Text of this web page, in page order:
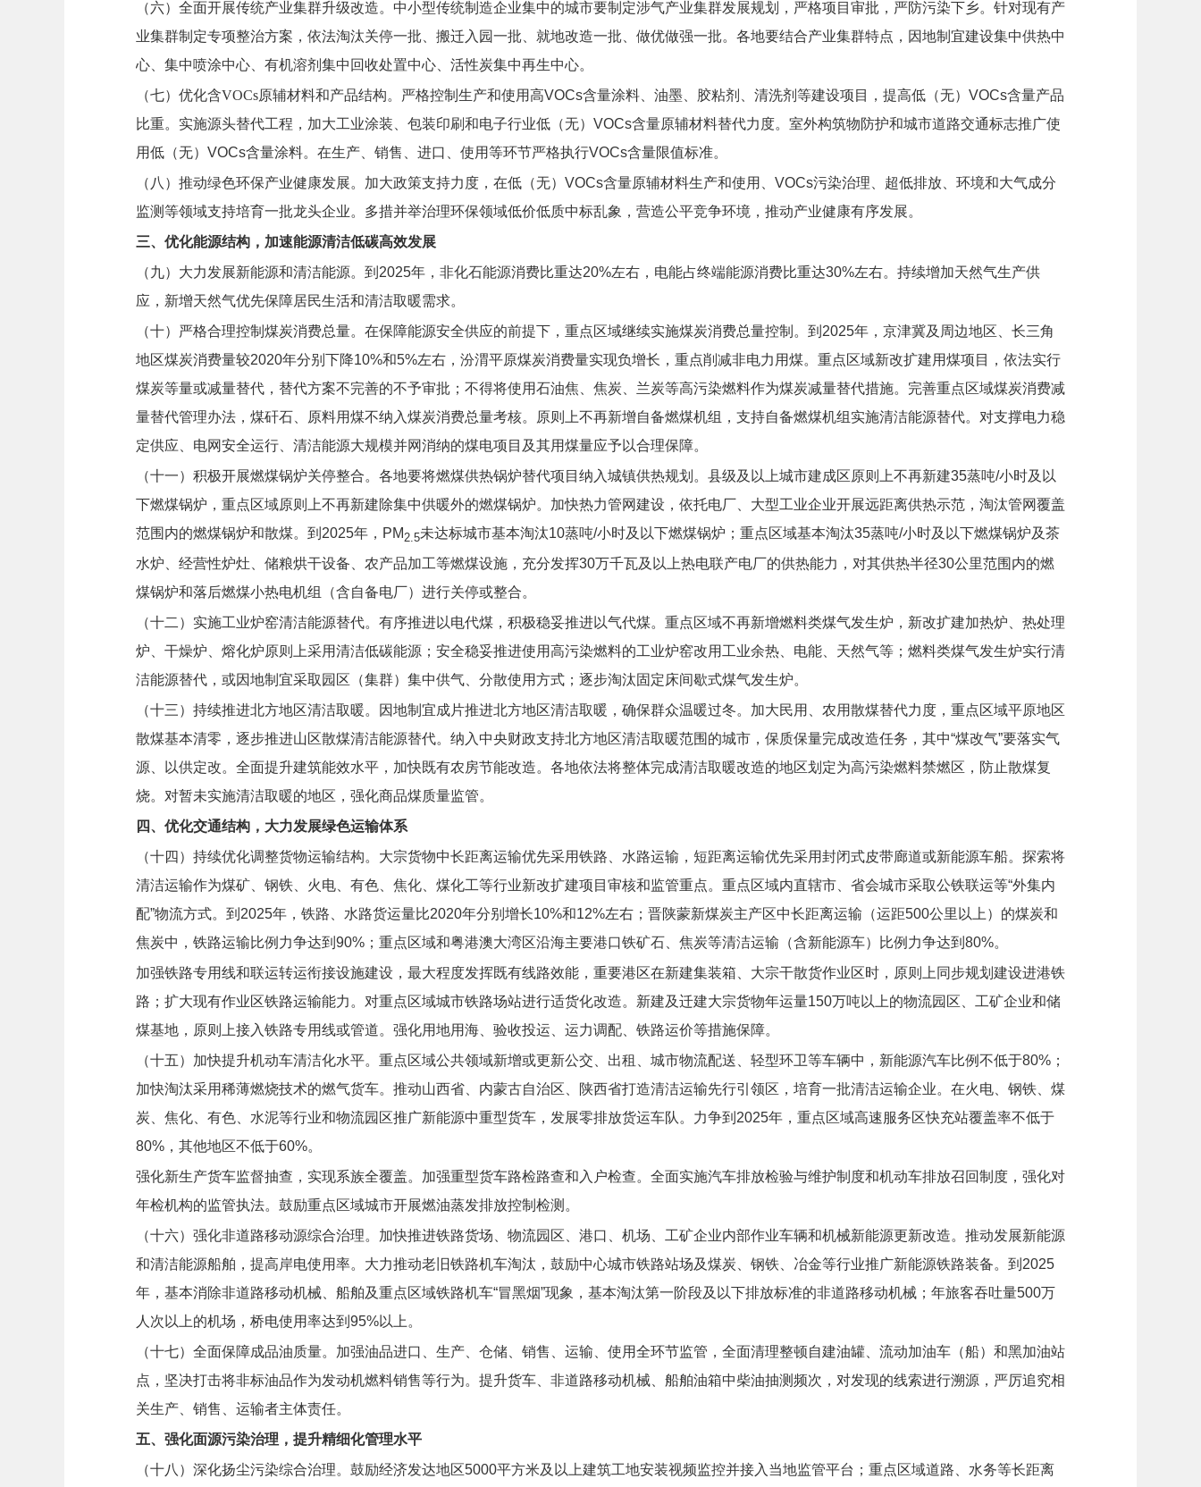
（六）全面开展传统产业集群升级改造。 中小型传统制造企业集中的城市要制定涉气产业集群发展规划，严格项目审批，严防污染下乡。针对现有产
业集群制定专项整治方案，依法淘汰关停一批、搬迁入园一批、就地改造一批、做优做强一批。各地要结合产业集群特点，因地制宜建设集中供热中
心、集中喷涂中心、有机溶剂集中回收处置中心、活性炭集中再生中心。
（七）优化含VOCs原辅材料和产品结构。 严格控制生产和使用高VOCs含量涂料、油墨、胶粘剂、清洗剂等建设项目，提高低（无）VOCs含量产品
比重。实施源头替代工程，加大工业涂装、包装印刷和电子行业低（无）VOCs含量原辅材料替代力度。室外构筑物防护和城市道路交通标志推广使
用低（无）VOCs含量涂料。在生产、销售、进口、使用等环节严格执行VOCs含量限值标准。
（八）推动绿色环保产业健康发展。 加大政策支持力度，在低（无）VOCs含量原辅材料生产和使用、VOCs污染治理、超低排放、环境和大气成分
监测等领域支持培育一批龙头企业。多措并举治理环保领域低价低质中标乱象，营造公平竞争环境，推动产业健康有序发展。
三、优化能源结构，加速能源清洁低碳高效发展
（九）大力发展新能源和清洁能源。 到2025年，非化石能源消费比重达20%左右，电能占终端能源消费比重达30%左右。持续增加天然气生产供
应，新增天然气优先保障居民生活和清洁取暖需求。
（十）严格合理控制煤炭消费总量。 在保障能源安全供应的前提下，重点区域继续实施煤炭消费总量控制。到2025年，京津冀及周边地区、长三角
地区煤炭消费量较2020年分别下降10%和5%左右，汾渭平原煤炭消费量实现负增长，重点削减非电力用煤。重点区域新改扩建用煤项目，依法实行
煤炭等量或减量替代，替代方案不完善的不予审批；不得将使用石油焦、焦炭、兰炭等高污染燃料作为煤炭减量替代措施。完善重点区域煤炭消费减
量替代管理办法，煤矸石、原料用煤不纳入煤炭消费总量考核。原则上不再新增自备燃煤机组，支持自备燃煤机组实施清洁能源替代。对支撑电力稳
定供应、电网安全运行、清洁能源大规模并网消纳的煤电项目及其用煤量应予以合理保障。
（十一）积极开展燃煤锅炉关停整合。 各地要将燃煤供热锅炉替代项目纳入城镇供热规划。县级及以上城市建成区原则上不再新建35蒸吨/小时及以
下燃煤锅炉，重点区域原则上不再新建除集中供暖外的燃煤锅炉。加快热力管网建设，依托电厂、大型工业企业开展远距离供热示范，淘汰管网覆盖
范围内的燃煤锅炉和散煤。到2025年，PM 2.5未达标城市基本淘汰10蒸吨/小时及以下燃煤锅炉；重点区域基本淘汰35蒸吨/小时及以下燃煤锅炉及茶
水炉、经营性炉灶、储粮烘干设备、农产品加工等燃煤设施，充分发挥30万千瓦及以上热电联产电厂的供热能力，对其供热半径30公里范围内的燃
煤锅炉和落后燃煤小热电机组（含自备电厂）进行关停或整合。
（十二）实施工业炉窑清洁能源替代。 有序推进以电代煤，积极稳妥推进以气代煤。重点区域不再新增燃料类煤气发生炉，新改扩建加热炉、热处理
炉、干燥炉、熔化炉原则上采用清洁低碳能源；安全稳妥推进使用高污染燃料的工业炉窑改用工业余热、电能、天然气等；燃料类煤气发生炉实行清
洁能源替代，或因地制宜采取园区（集群）集中供气、分散使用方式；逐步淘汰固定床间歇式煤气发生炉。
（十三）持续推进北方地区清洁取暖。
因地制宜成片推进北方地区清洁取暖，确保群众温暖过冬。加大民用、农用散煤替代力度，重点区域平原地区
散煤基本清零，逐步推进山区散煤清洁能源替代。纳入中央财政支持北方地区清洁取暖范围的城市，保质保量完成改造任务，其中“煤改气”要落实气
源、以供定改。全面提升建筑能效水平，加快既有农房节能改造。各地依法将整体完成清洁取暖改造的地区划定为高污染燃料禁燃区，防止散煤复
烧。对暂未实施清洁取暖的地区，强化商品煤质量监管。
四、优化交通结构，大力发展绿色运输体系
（十四）持续优化调整货物运输结构。 大宗货物中长距离运输优先采用铁路、水路运输，短距离运输优先采用封闭式皮带廊道或新能源车船。探索将
清洁运输作为煤矿、钢铁、火电、有色、焦化、煤化工等行业新改扩建项目审核和监管重点。重点区域内直辖市、省会城市采取公铁联运等“外集内
配”物流方式。到2025年，铁路、水路货运量比2020年分别增长10%和12%左右；晋陕蒙新煤炭主产区中长距离运输（运距500公里以上）的煤炭和
焦炭中，铁路运输比例力争达到90%；重点区域和粤港澳大湾区沿海主要港口铁矿石、焦炭等清洁运输（含新能源车）比例力争达到80%。
加强铁路专用线和联运转运衔接设施建设，最大程度发挥既有线路效能，重要港区在新建集装箱、大宗干散货作业区时，原则上同步规划建设进港铁
路；扩大现有作业区铁路运输能力。对重点区域城市铁路场站进行适货化改造。新建及迁建大宗货物年运量150万吨以上的物流园区、工矿企业和储
煤基地，原则上接入铁路专用线或管道。强化用地用海、验收投运、运力调配、铁路运价等措施保障。
（十五）加快提升机动车清洁化水平。 重点区域公共领域新增或更新公交、出租、城市物流配送、轻型环卫等车辆中，新能源汽车比例不低于80%；
加快淘汰采用稀薄燃烧技术的燃气货车。推动山西省、内蒙古自治区、陕西省打造清洁运输先行引领区，培育一批清洁运输企业。在火电、钢铁、煤
炭、焦化、有色、水泥等行业和物流园区推广新能源中重型货车，发展零排放货运车队。力争到2025年，重点区域高速服务区快充站覆盖率不低于
80%，其他地区不低于60%。
强化新生产货车监督抽查，实现系族全覆盖。加强重型货车路检路查和入户检查。全面实施汽车排放检验与维护制度和机动车排放召回制度，强化对
年检机构的监管执法。鼓励重点区域城市开展燃油蒸发排放控制检测。
（十六）强化非道路移动源综合治理。 加快推进铁路货场、物流园区、港口、机场、工矿企业内部作业车辆和机械新能源更新改造。推动发展新能源
和清洁能源船舶，提高岸电使用率。大力推动老旧铁路机车淘汰，鼓励中心城市铁路站场及煤炭、钢铁、冶金等行业推广新能源铁路装备。到2025
年，基本消除非道路移动机械、船舶及重点区域铁路机车“冒黑烟”现象，基本淘汰第一阶段及以下排放标准的非道路移动机械；年旅客吞吐量500万
人次以上的机场，桥电使用率达到95%以上。
（十七）全面保障成品油质量。 加强油品进口、生产、仓储、销售、运输、使用全环节监管，全面清理整顿自建油罐、流动加油车（船）和黑加油站
点，坚决打击将非标油品作为发动机燃料销售等行为。提升货车、非道路移动机械、船舶油箱中柴油抽测频次，对发现的线索进行溯源，严厉追究相
关生产、销售、运输者主体责任。
五、强化面源污染治理，提升精细化管理水平
（十八）深化扬尘污染综合治理。 鼓励经济发达地区5000平方米及以上建筑工地安装视频监控并接入当地监管平台；重点区域道路、水务等长距离